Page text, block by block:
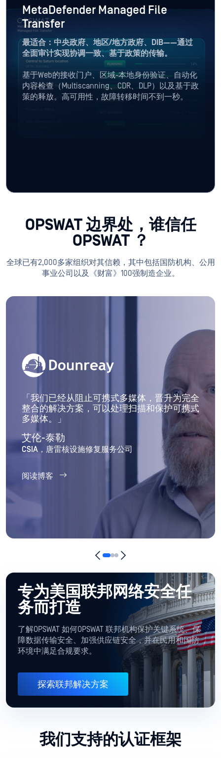
MetaDefender Managed File
Transfer
最适合：中央政府、地区/地方政府、DIB——通过
全面审计实现协调一致、基于政策的传输。
基于Web的接收门户、区域-本地身份验证、自动化
内容检查（Multiscanning、CDR、DLP）以及基于政
策的释放。高可用性，故障转移时间不到一秒。
OPSWAT 边界处，谁信任
OPSWAT ？
全球已有2,000多家组织对其信赖，其中包括国防机构、公用
事业公司以及《财富》100强制造企业。
「我们已经从阻止可携式多媒体，晋升为完全
整合的解决方案，可以处理扫描和保护可携式
多媒体。」
艾伦-泰勒
CSIA，唐雷核设施修复服务公司
阅读博客
专为美国联邦网络安全任
务而打造
了解OPSWAT 如何OPSWAT 联邦机构保护关键系统、保
障数据传输安全、加强供应链安全，并在民用和国防
环境中满足合规要求。
探索联邦解决方案
我们支持的认证框架